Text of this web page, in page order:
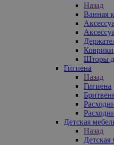
Назад
Ванная
Шторы
Гигиена
Назад
Гигиена
Детская
Назад
Детская